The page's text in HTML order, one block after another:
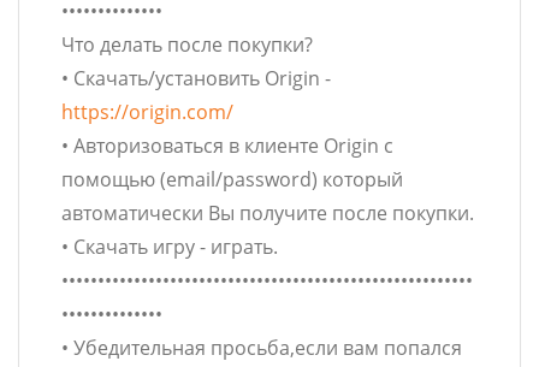
••••••••••••••
Что делать после покупки?
• Скачать/установить Origin -
https://origin.com/
• Авторизоваться в клиенте Origin с
помощью (email/password) который
автоматически Вы получите после покупки.
• Скачать игру - играть.
•••••••••••••••••••••••••••••••••••••••••••••••••••••••••
••••••••••••••
• Убедительная просьба,если вам попался